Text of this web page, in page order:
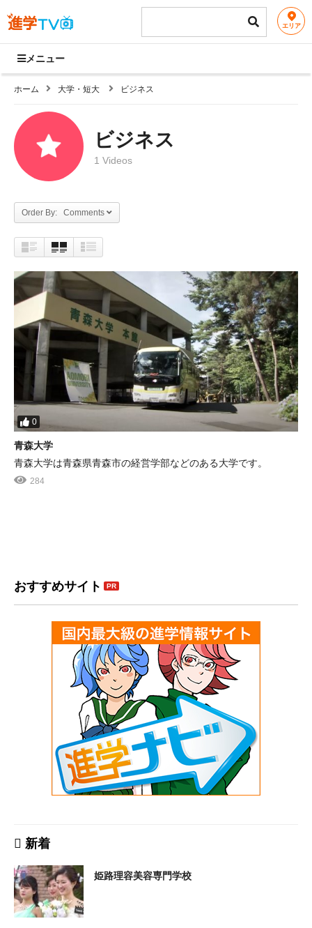
エリア
メニュー
ホーム 大学・短大 ビジネス
ビジネス
1 Videos
Order By: Comments
0
青森大学
青森大学は青森県青森市の経営学部などのある大学です。
284
おすすめサイト PR
新着
姫路理容美容専門学校